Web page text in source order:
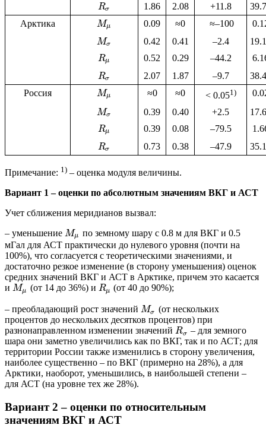
Rσ 1.86 2.08 +11.8
Арктика
Mμ 0.09 ≈0 ≈–100
Mσ 0.42 0.41 –2.4
Rμ 0.52 0.29 –44.2
Rσ 2.07 1.87 –9.7
Россия
Mμ ≈0 ≈0 < 0.051)
Mσ 0.39 0.40 +2.5
Rμ 0.39 0.08 –79.5
Rσ 0.73 0.38 –47.9
Примечание: 1) – оценка модуля величины.
Вариант 1 – оценки по абсолютным значениям ВКГ и АСТ
Учет сближения меридианов вызвал:
– уменьшение Mμ по земному шару c 0.8 м для ВКГ и 0.5
мГал для АСТ практически до нулевого уровня (почти на
100%), что согласуется с теоретическими значениями, и
достаточно резкое изменение (в сторону уменьшения) оценок
средних значений ВКГ и АСТ в Арктике, причем это касается
и Mμ (от 14 до 36%) и Rμ (от 40 до 90%);
– преобладающий рост значений Mσ (от нескольких
процентов до нескольких десятков процентов) при
разнонаправленном изменении значений Rσ – для земного
шара они заметно увеличились как по ВКГ, так и по АСТ; для
территории России также изменились в сторону увеличения,
наиболее существенно – по ВКГ (примерно на 28%), а для
Арктики, наоборот, уменьшились, в наибольшей степени –
для АСТ (на уровне тех же 28%).
Вариант 2 – оценки по относительным
значениям ВКГ и АСТ